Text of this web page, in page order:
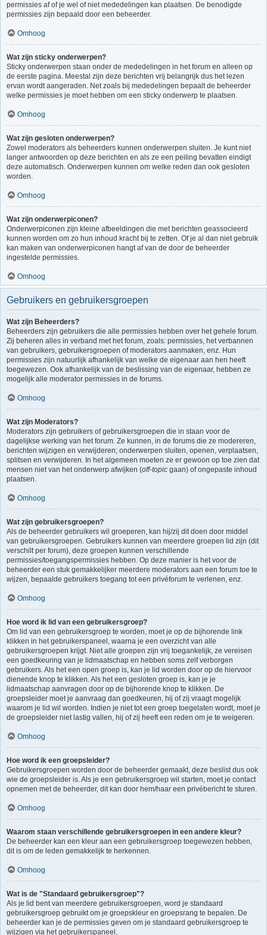
permissies af of je wel of niet mededelingen kan plaatsen. De benodigde
permissies zijn bepaald door een beheerder.
Omhoog
Wat zijn sticky onderwerpen?
Sticky onderwerpen staan onder de mededelingen in het forum en alleen op
de eerste pagina. Meestal zijn deze berichten vrij belangrijk dus het lezen
ervan wordt aangeraden. Net zoals bij mededelingen bepaalt de beheerder
welke permissies je moet hebben om een sticky onderwerp te plaatsen.
Omhoog
Wat zijn gesloten onderwerpen?
Zowel moderators als beheerders kunnen onderwerpen sluiten. Je kunt niet
langer antwoorden op deze berichten en als ze een peiling bevatten eindigt
deze automatisch. Onderwerpen kunnen om welke reden dan ook gesloten
worden.
Omhoog
Wat zijn onderwerpiconen?
Onderwerpiconen zijn kleine afbeeldingen die met berichten geassocieerd
kunnen worden om zo hun inhoud kracht bij te zetten. Of je al dan niet gebruik
kan maken van onderwerpiconen hangt af van de door de beheerder
ingestelde permissies.
Omhoog
Gebruikers en gebruikersgroepen
Wat zijn Beheerders?
Beheerders zijn gebruikers die alle permissies hebben over het gehele forum.
Zij beheren alles in verband met het forum, zoals: permissies, het verbannen
van gebruikers, gebruikersgroepen of moderators aanmaken, enz. Hun
permissies zijn natuurlijk afhankelijk van welke de eigenaar aan hen heeft
toegewezen. Ook afhankelijk van de beslissing van de eigenaar, hebben ze
mogelijk alle moderator permissies in de forums.
Omhoog
Wat zijn Moderators?
Moderators zijn gebruikers of gebruikersgroepen die in staan voor de
dagelijkse werking van het forum. Ze kunnen, in de forums die ze modereren,
berichten wijzigen en verwijderen; onderwerpen sluiten, openen, verplaatsen,
splitsen en verwijderen. In het algemeen moeten ze er gewoon op toe zien dat
mensen niet van het onderwerp afwijken (off-topic gaan) of ongepaste inhoud
plaatsen.
Omhoog
Wat zijn gebruikersgroepen?
Als de beheerder gebruikers wil groeperen, kan hij/zij dit doen door middel
van gebruikersgroepen. Gebruikers kunnen van meerdere groepen lid zijn (dit
verschilt per forum), deze groepen kunnen verschillende
permissies/toegangspermissies hebben. Op deze manier is het voor de
beheerder een stuk gemakkelijker meerdere moderators aan een forum toe te
wijzen, bepaalde gebruikers toegang tot een privéforum te verlenen, enz.
Omhoog
Hoe word ik lid van een gebruikersgroep?
Om lid van een gebruikersgroep te worden, moet je op de bijhorende link
klikken in het gebruikerspaneel, waarna je een overzicht van alle
gebruikersgroepen krijgt. Niet alle groepen zijn vrij toegankelijk, ze vereisen
een goedkeuring van je lidmaatschap en hebben soms zelf verborgen
gebruikers. Als het een open groep is, kan je lid worden door op de hiervoor
dienende knop te klikken. Als het een gesloten groep is, kan je je
lidmaatschap aanvragen door op de bijhorende knop te klikken. De
groepsleider moet je aanvraag dan goedkeuren, hij of zij vraagt mogelijk
waarom je lid wil worden. Indien je niet tot een groep toegelaten wordt, moet je
de groepsleider niet lastig vallen, hij of zij heeft een reden om je te weigeren.
Omhoog
Hoe word ik een groepsleider?
Gebruikersgroepen worden door de beheerder gemaakt, deze beslist dus ook
wie de groepsleider is. Als je een gebruikersgroep wil starten, moet je contact
opnemen met de beheerder, dit kan door hem/haar een privébericht te sturen.
Omhoog
Waarom staan verschillende gebruikersgroepen in een andere kleur?
De beheerder kan een kleur aan een gebruikersgroep toegewezen hebben,
dit is om de leden gemakkelijk te herkennen.
Omhoog
Wat is de "Standaard gebruikersgroep"?
Als je lid bent van meerdere gebruikersgroepen, word je standaard
gebruikersgroep gebruikt om je groepskleur en groepsrang te bepalen. De
beheerder kan je de permissies geven om je standaard gebruikersgroep te
wijzigen via het gebruikerspaneel.